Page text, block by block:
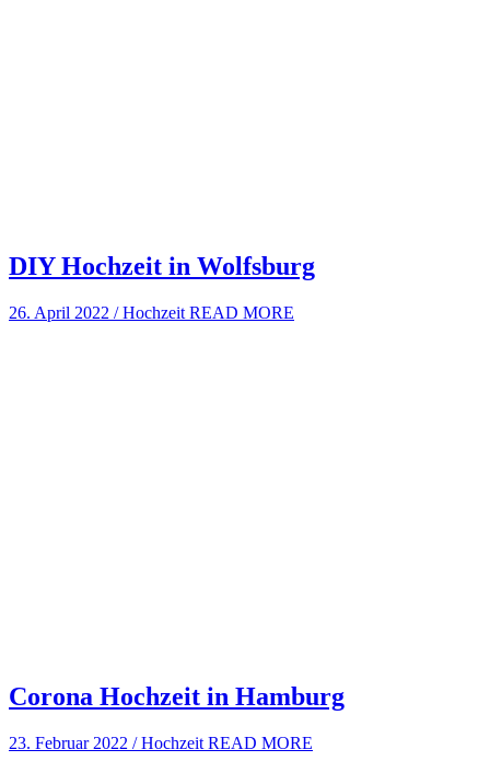
DIY Hochzeit in Wolfsburg
26. April 2022 /Hochzeit READ MORE
Corona Hochzeit in Hamburg
23. Februar 2022 /Hochzeit READ MORE